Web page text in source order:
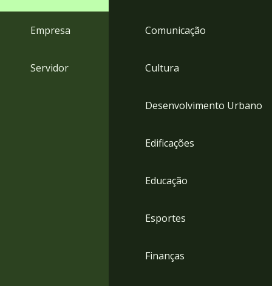
Empresa
Servidor
Comunicação
Cultura
Desenvolvimento Urbano
Edificações
Educação
Esportes
Finanças